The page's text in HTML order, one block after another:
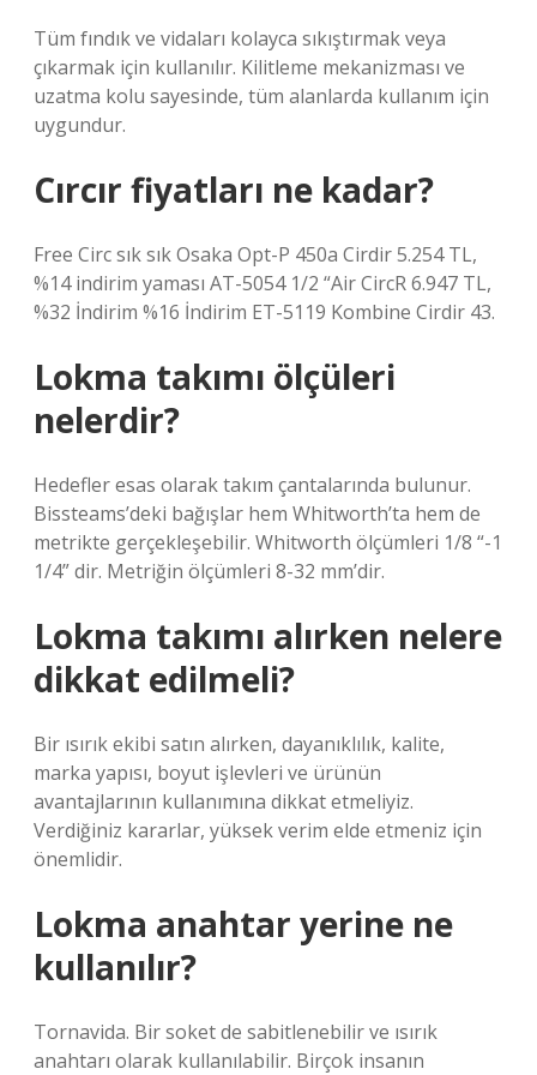
Tüm fındık ve vidaları kolayca sıkıştırmak veya
çıkarmak için kullanılır. Kilitleme mekanizması ve
uzatma kolu sayesinde, tüm alanlarda kullanım için
uygundur.
Cırcır fiyatları ne kadar?
Free Circ sık sık Osaka Opt-P 450a Cirdir 5.254 TL,
%14 indirim yaması AT-5054 1/2 “Air CircR 6.947 TL,
%32 İndirim %16 İndirim ET-5119 Kombine Cirdir 43.
Lokma takımı ölçüleri
nelerdir?
Hedefler esas olarak takım çantalarında bulunur.
Bissteams’deki bağışlar hem Whitworth’ta hem de
metrikte gerçekleşebilir. Whitworth ölçümleri 1/8 “-1
1/4” dir. Metriğin ölçümleri 8-32 mm’dir.
Lokma takımı alırken nelere
dikkat edilmeli?
Bir ısırık ekibi satın alırken, dayanıklılık, kalite,
marka yapısı, boyut işlevleri ve ürünün
avantajlarının kullanımına dikkat etmeliyiz.
Verdiğiniz kararlar, yüksek verim elde etmeniz için
önemlidir.
Lokma anahtar yerine ne
kullanılır?
Tornavida. Bir soket de sabitlenebilir ve ısırık
anahtarı olarak kullanılabilir. Birçok insanın